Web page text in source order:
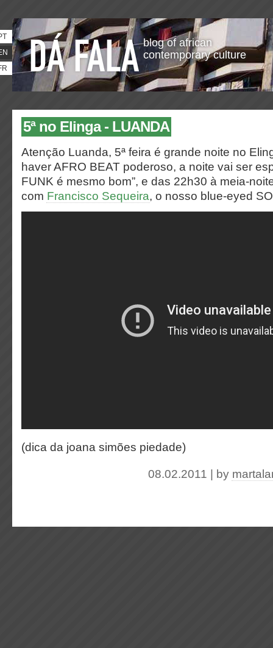
blog of african
contemporary culture
5ª no Elinga - LUANDA
Atenção Luanda, 5ª feira é grande noite no
haver AFRO BEAT poderoso, a noite vai ser
FUNK é mesmo bom”, e das 22h30 à meia-
com Francisco Sequeira, o nosso blue-eyed
(dica da joana simões piedade)
08.02.2011 | by